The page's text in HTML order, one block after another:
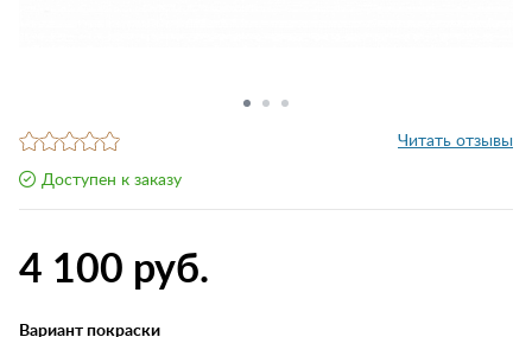
Читать отзывы
Доступен к заказу
4 100 руб.
Вариант покраски